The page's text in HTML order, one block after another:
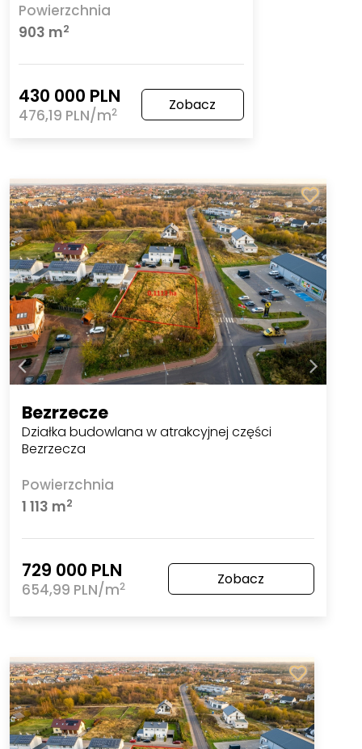
Powierzchnia
903 m2
430 000 PLN
476,19 PLN/m2 Zobacz
Bezrzecze
Działka budowlana w atrakcyjnej części
Bezrzecza
Powierzchnia
1 113 m2
729 000 PLN
654,99 PLN/m2 Zobacz